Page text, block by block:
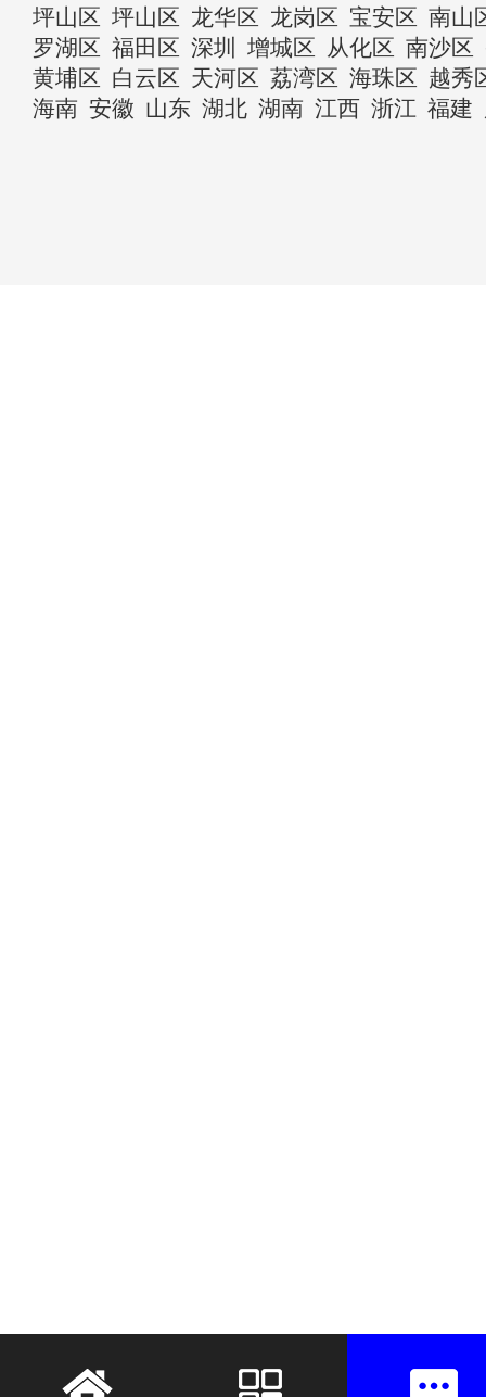
坪山区 坪山区 龙华区 龙岗区 宝安区 南山
罗湖区 福田区 深圳 增城区 从化区 南沙区
黄埔区 白云区 天河区 荔湾区 海珠区 越秀
海南 安徽 山东 湖北 湖南 江西 浙江 福建